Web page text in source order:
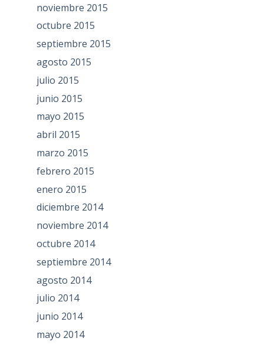
noviembre 2015
octubre 2015
septiembre 2015
agosto 2015
julio 2015
junio 2015
mayo 2015
abril 2015
marzo 2015
febrero 2015
enero 2015
diciembre 2014
noviembre 2014
octubre 2014
septiembre 2014
agosto 2014
julio 2014
junio 2014
mayo 2014